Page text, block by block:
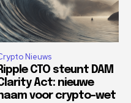
Nieuws
CTO steunt DAM
Act: nieuwe
voor crypto-wet